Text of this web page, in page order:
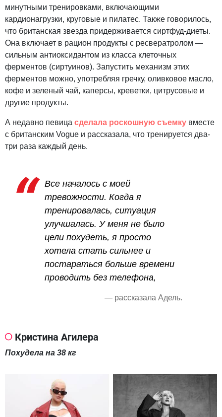
минутными тренировками, включающими
кардионагрузки, круговые и пилатес. Также говорилось,
что британская звезда придерживается сиртфуд-диеты.
Она включает в рацион продукты с ресвератролом —
сильным антиоксидантом из класса клеточных
ферментов (сиртуинов). Запустить механизм этих
ферментов можно, употребляя гречку, оливковое масло,
кофе и зеленый чай, каперсы, креветки, цитрусовые и
другие продукты.
А недавно певица сделала роскошную съемку вместе
с британским Vogue и рассказала, что тренируется два-
три раза каждый день.
Все началось с моей
тревожности. Когда я
тренировалась, ситуация
улучшалась. У меня не было
цели похудеть, я просто
хотела стать сильнее и
постараться больше времени
проводить без телефона,
— рассказала Адель.
Кристина Агилера
Похудела на 38 кг